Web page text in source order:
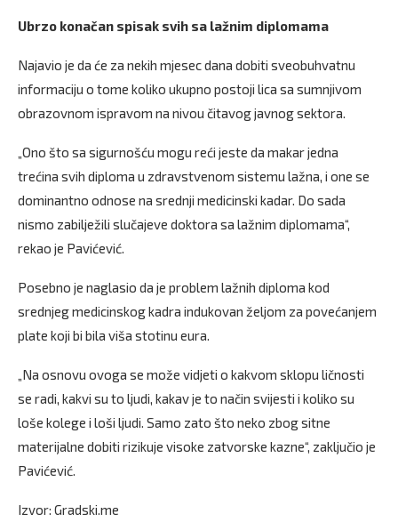
Ubrzo konačan spisak svih sa lažnim diplomama
Najavio je da će za nekih mjesec dana dobiti sveobuhvatnu
informaciju o tome koliko ukupno postoji lica sa sumnjivom
obrazovnom ispravom na nivou čitavog javnog sektora.
„Ono što sa sigurnošću mogu reći jeste da makar jedna
trećina svih diploma u zdravstvenom sistemu lažna, i one se
dominantno odnose na srednji medicinski kadar. Do sada
nismo zabilježili slučajeve doktora sa lažnim diplomama“,
rekao je Pavićević.
Posebno je naglasio da je problem lažnih diploma kod
srednjeg medicinskog kadra indukovan željom za povećanjem
plate koji bi bila viša stotinu eura.
„Na osnovu ovoga se može vidjeti o kakvom sklopu ličnosti
se radi, kakvi su to ljudi, kakav je to način svijesti i koliko su
loše kolege i loši ljudi. Samo zato što neko zbog sitne
materijalne dobiti rizikuje visoke zatvorske kazne“, zaključio je
Pavićević.
Izvor: Gradski.me